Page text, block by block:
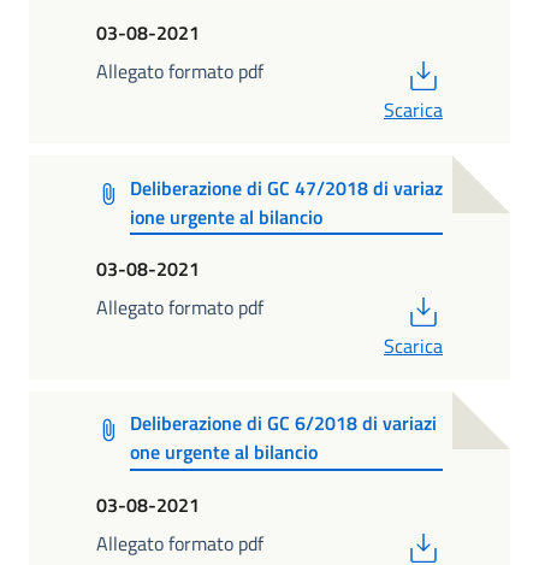
03-08-2021
Allegato formato pdf
Scarica
Deliberazione di GC 47/2018 di variaz
ione urgente al bilancio
03-08-2021
Allegato formato pdf
Scarica
Deliberazione di GC 6/2018 di variazi
one urgente al bilancio
03-08-2021
Allegato formato pdf